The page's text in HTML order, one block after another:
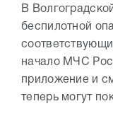
В
беспилотной
начало МЧС
приложение и
теперь могут